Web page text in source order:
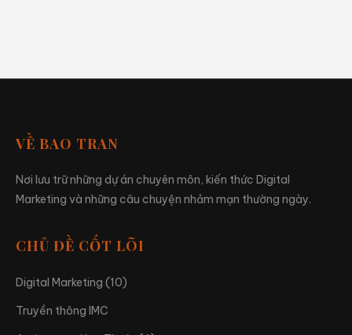
VỀ BAO TRAN
Nơi lưu trữ những dự án chuyên môn, kiến thức Digital
Marketing và những câu chuyện nhảm mạn thường ngày.
CHỦ ĐỀ CỐT LÕI
Digital Marketing (10)
Truyền thông IMC